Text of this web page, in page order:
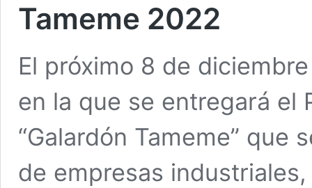
Tameme 2022
El próximo 8 de
en la que se entregará el
“Galardón Tameme”
de empresas